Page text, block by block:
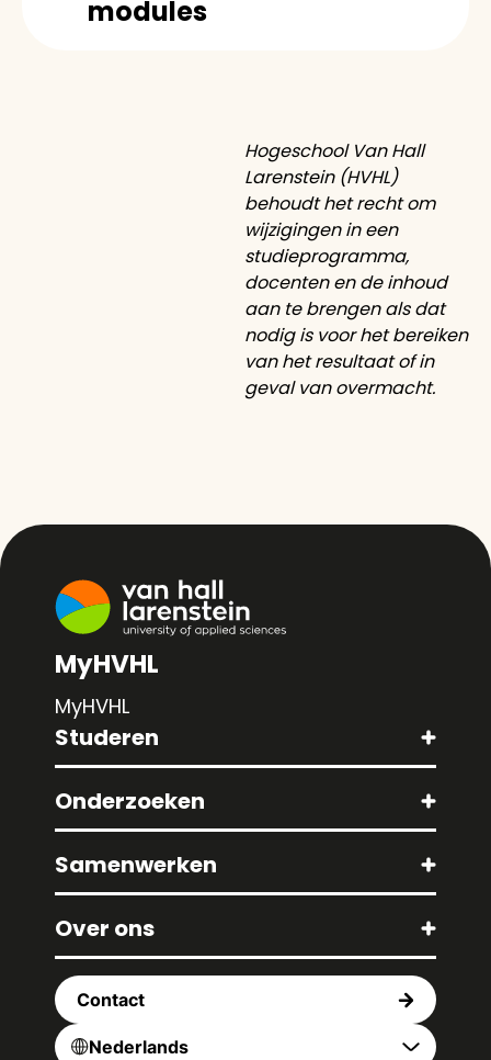
modules
Hogeschool Van Hall
Larenstein (HVHL)
behoudt het recht om
wijzigingen in een
studieprogramma,
docenten en de inhoud
aan te brengen als dat
nodig is voor het bereiken
van het resultaat of in
geval van overmacht.
MyHVHL
MyHVHL
Studeren
Onderzoeken
Samenwerken
Over ons
Contact
Nederlands